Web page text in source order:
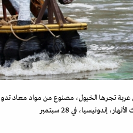
تجرها الخيول، مصنوع من مواد معاد
إندونيسيا، في 28 سبتمبر